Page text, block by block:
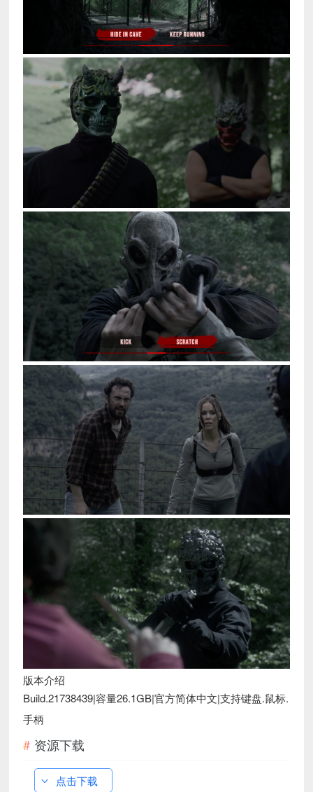
版本介绍
Build.21738439|容量26.1GB|官方简体中文|支持键盘.鼠标.
手柄
资源下载
点击下载